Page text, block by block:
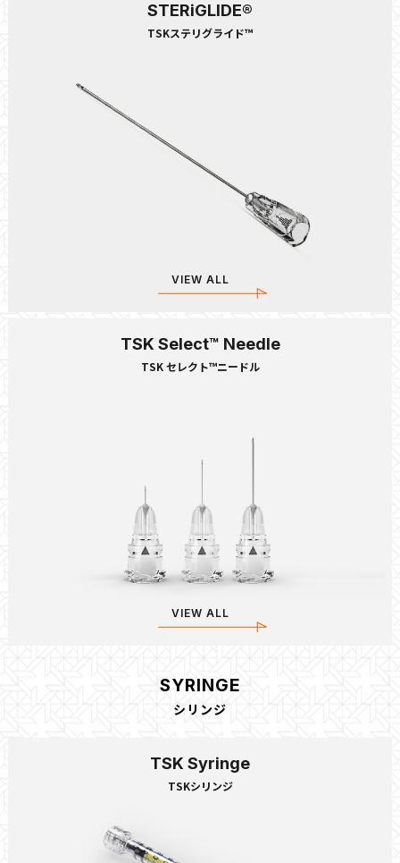
STERiGLIDE®
TSKステリグライド™
VIEW ALL
TSK Select™ Needle
TSK セレクト™ニードル
VIEW ALL
SYRINGE
シリンジ
TSK Syringe
TSKシリンジ